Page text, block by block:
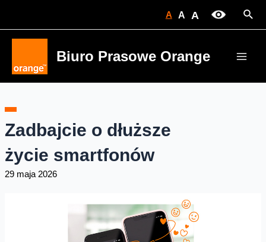
A A A
Biuro Prasowe Orange
Zadbajcie o dłuższe
życie smartfonów
29 maja 2026